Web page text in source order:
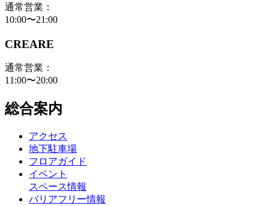
通常営業：
10:00〜21:00
CREARE
通常営業：
11:00〜20:00
総合案内
アクセス
地下駐車場
フロアガイド
イベント
スペース情報
バリアフリー情報